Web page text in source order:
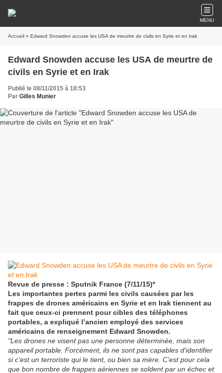
MENU
Accueil » Edward Snowden accuse les USA de meurtre de civils en Syrie et en Irak
Edward Snowden accuse les USA de meurtre de
civils en Syrie et en Irak
Publié le 08/11/2015 à 18:53
Par Gilles Munier
Revue de presse : Sputnik France (7/11/15)*
Les importantes pertes parmi les civils causées par les
frappes de drones américains en Syrie et en Irak tiennent au
fait que ceux-ci prennent pour cibles des téléphones
portables, a expliqué l’ancien employé des services
américains de renseignement Edward Snowden.
"Les drones ne visent pas une personne déterminée, mais son
appareil portable. Forcément, ils ne sont pas capables d'identifier
si c'est un terroriste qui le tient, ou bien sa mère. C'est pour cela
que bon nombre de frappes aériennes se soldent par un échec et